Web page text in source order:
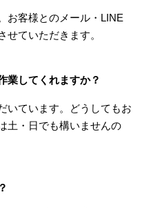
お客様とのメール・LINE
せていただきます。
業してくれますか？
いています。どうしてもお
土・日でも構いませんの